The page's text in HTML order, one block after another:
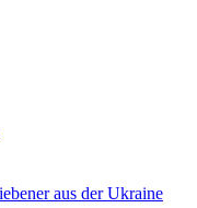
aus der Ukraine